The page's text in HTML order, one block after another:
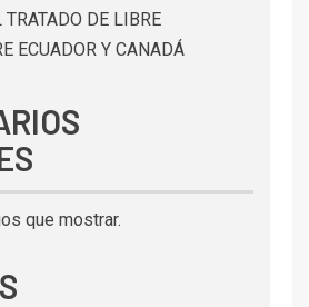
DE LIBRE
ECUADOR Y CANADÁ
que mostrar.